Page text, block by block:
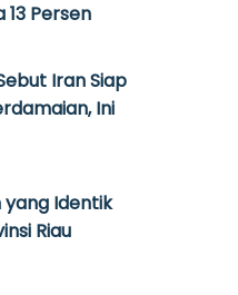
13 Persen
Iran Siap
Ini
yang Identik
Riau